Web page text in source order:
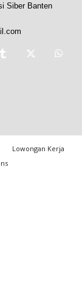
Siber Banten
Lowongan Kerja